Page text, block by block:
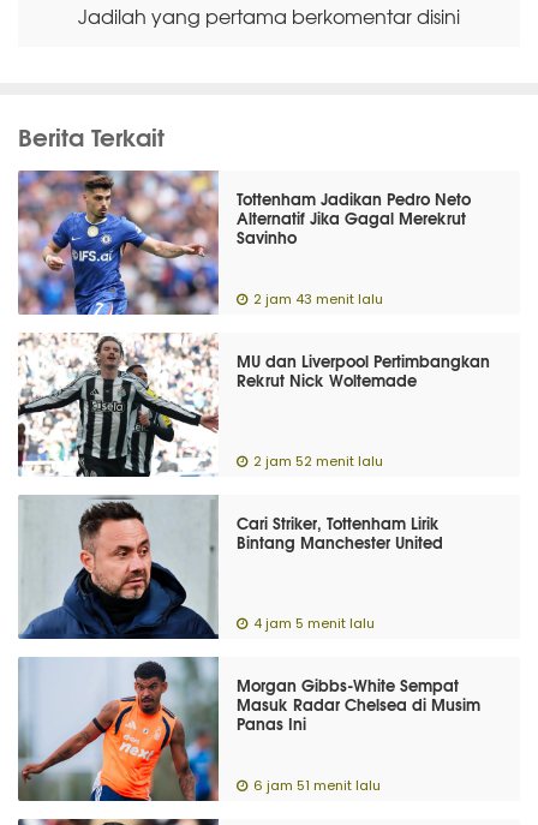
Jadilah yang pertama berkomentar disini
Berita Terkait
Tottenham Jadikan Pedro Neto
Alternatif Jika Gagal Merekrut
Savinho
2 jam 43 menit lalu
MU dan Liverpool Pertimbangkan
Rekrut Nick Woltemade
2 jam 52 menit lalu
Cari Striker, Tottenham Lirik
Bintang Manchester United
4 jam 5 menit lalu
Morgan Gibbs-White Sempat
Masuk Radar Chelsea di Musim
Panas Ini
6 jam 51 menit lalu